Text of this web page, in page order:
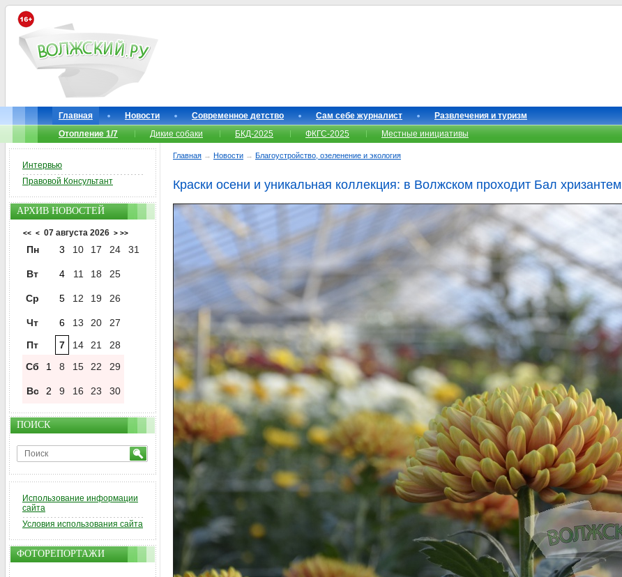
Главная Новости Современное детство Сам себе журналист
Развлечения и туризм
Отопление 1/7
Дикие собаки БКД-2025 ФКГС-2025 Местные инициативы
Главная → Новости → Благоустройство, озеленение и экология
Краски осени и уникальная коллекция: в Волжском проходит Бал хризантем
Интервью
Правовой Консультант
АРХИВ НОВОСТЕЙ
<< < 07 августа 2026 > >>
Пн 3 10 17 24 31
Вт 4 11 18 25
Ср 5 12 19 26
Чт 6 13 20
27
Пт
7 14 21
28
Сб
1 8 15 22 29
Вс 2 9 16 23 30
ПОИСК
Использование информации
сайта
Условия использования сайта
ФОТОРЕПОРТАЖИ